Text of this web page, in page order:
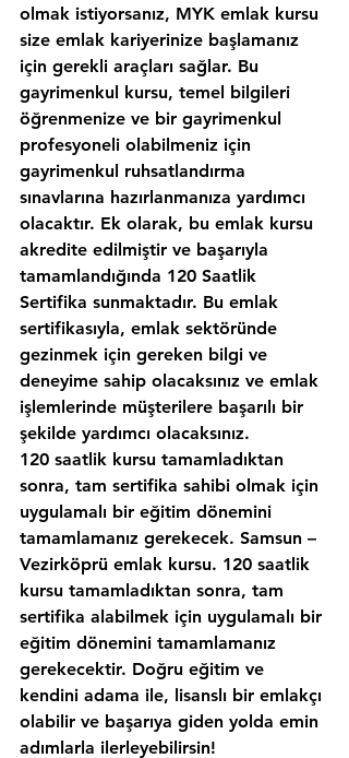
olmak istiyorsanız, MYK emlak kursu
size emlak kariyerinize başlamanız
için gerekli araçları sağlar. Bu
gayrimenkul kursu, temel bilgileri
öğrenmenize ve bir gayrimenkul
profesyoneli olabilmeniz için
gayrimenkul ruhsatlandırma
sınavlarına hazırlanmanıza yardımcı
olacaktır. Ek olarak, bu emlak kursu
akredite edilmiştir ve başarıyla
tamamlandığında 120 Saatlik
Sertifika sunmaktadır. Bu emlak
sertifikasıyla, emlak sektöründe
gezinmek için gereken bilgi ve
deneyime sahip olacaksınız ve emlak
işlemlerinde müşterilere başarılı bir
şekilde yardımcı olacaksınız.
120 saatlik kursu tamamladıktan
sonra, tam sertifika sahibi olmak için
uygulamalı bir eğitim dönemini
tamamlamanız gerekecek. Samsun –
Vezirköprü emlak kursu. 120 saatlik
kursu tamamladıktan sonra, tam
sertifika alabilmek için uygulamalı bir
eğitim dönemini tamamlamanız
gerekecektir. Doğru eğitim ve
kendini adama ile, lisanslı bir emlakçı
olabilir ve başarıya giden yolda emin
adımlarla ilerleyebilirsin!